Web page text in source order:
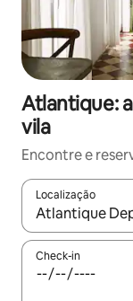
Atlantique:
vila
Encontre e
Localização
Quando os
Check-in